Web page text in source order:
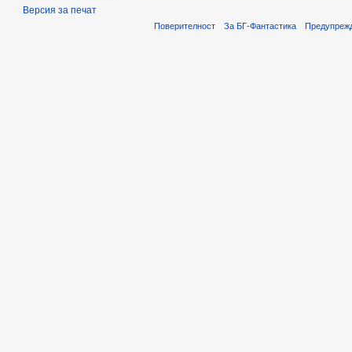
Версия за печат
Поверителност За БГ-Фантастика